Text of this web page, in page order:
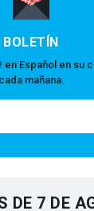
BOLETÍN
en Español en su
cada mañana.
DE 7 DE